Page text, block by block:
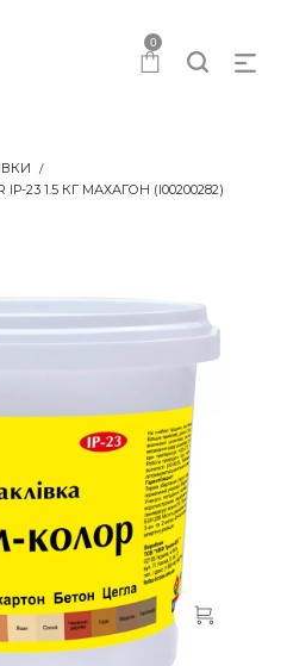
0
IР-23 1.5 КГ МАХАГОН (I00200282)